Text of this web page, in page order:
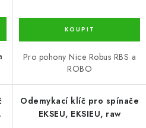
Pro pohony Nice Robus RBS a
ROBO
Odemykací klíč pro spínače
EKSEU, EKSIEU, raw